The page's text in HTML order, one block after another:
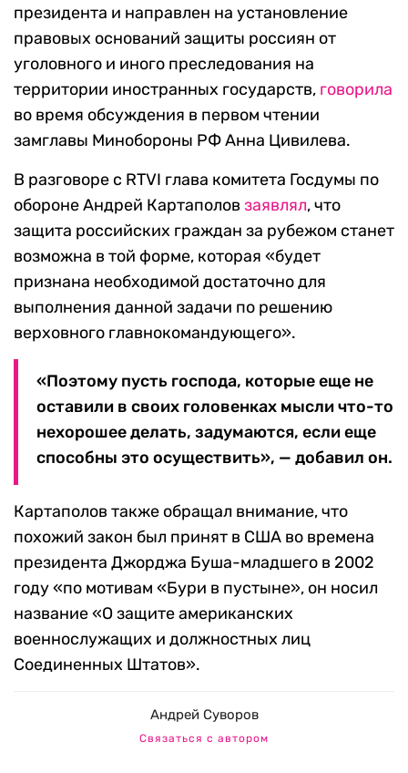
президента и направлен на установление
правовых оснований защиты россиян от
уголовного и иного преследования на
территории иностранных государств, говорила
во время обсуждения в первом чтении
замглавы Минобороны РФ Анна Цивилева.
В разговоре с RTVI глава комитета Госдумы по
обороне Андрей Картаполов заявлял, что
защита российских граждан за рубежом станет
возможна в той форме, которая «будет
признана необходимой достаточно для
выполнения данной задачи по решению
верховного главнокомандующего».
«Поэтому пусть господа, которые еще не
оставили в своих головенках мысли что-то
нехорошее делать, задумаются, если еще
способны это осуществить», — добавил он.
Картаполов также обращал внимание, что
похожий закон был принят в США во времена
президента Джорджа Буша-младшего в 2002
году «по мотивам «Бури в пустыне», он носил
название «О защите американских
военнослужащих и должностных лиц
Соединенных Штатов».
Андрей Суворов
Связаться с автором